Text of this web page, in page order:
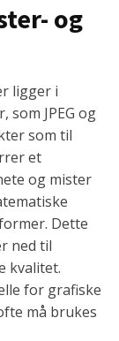
og
ligger i
som JPEG og
som til
et
og mister
Dette
ned til
kvalitet.
for grafiske
må brukes